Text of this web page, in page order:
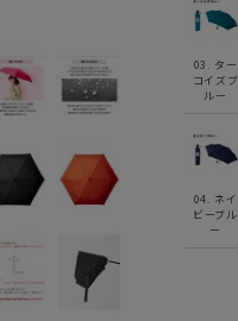
03. ター
コイズブ
ルー
04. ネイ
ビーブル
ー